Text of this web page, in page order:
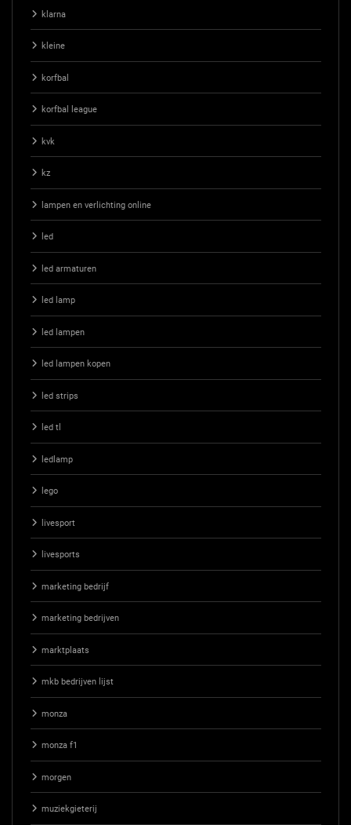
klarna
kleine
korfbal
korfbal league
kvk
kz
lampen en verlichting online
led
led armaturen
led lamp
led lampen
led lampen kopen
led strips
led tl
ledlamp
lego
livesport
livesports
marketing bedrijf
marketing bedrijven
marktplaats
mkb bedrijven lijst
monza
monza f1
morgen
muziekgieterij